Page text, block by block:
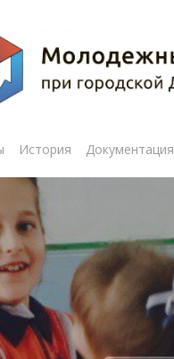
История Документация